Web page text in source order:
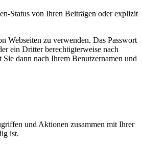
Status von Ihren Beiträgen oder explizit
Webseiten zu verwenden. Das Passwort
ein Dritter berechtigterweise nach
dann nach Ihrem Benutzernamen und
und Aktionen zusammen mit Ihrer
ist.